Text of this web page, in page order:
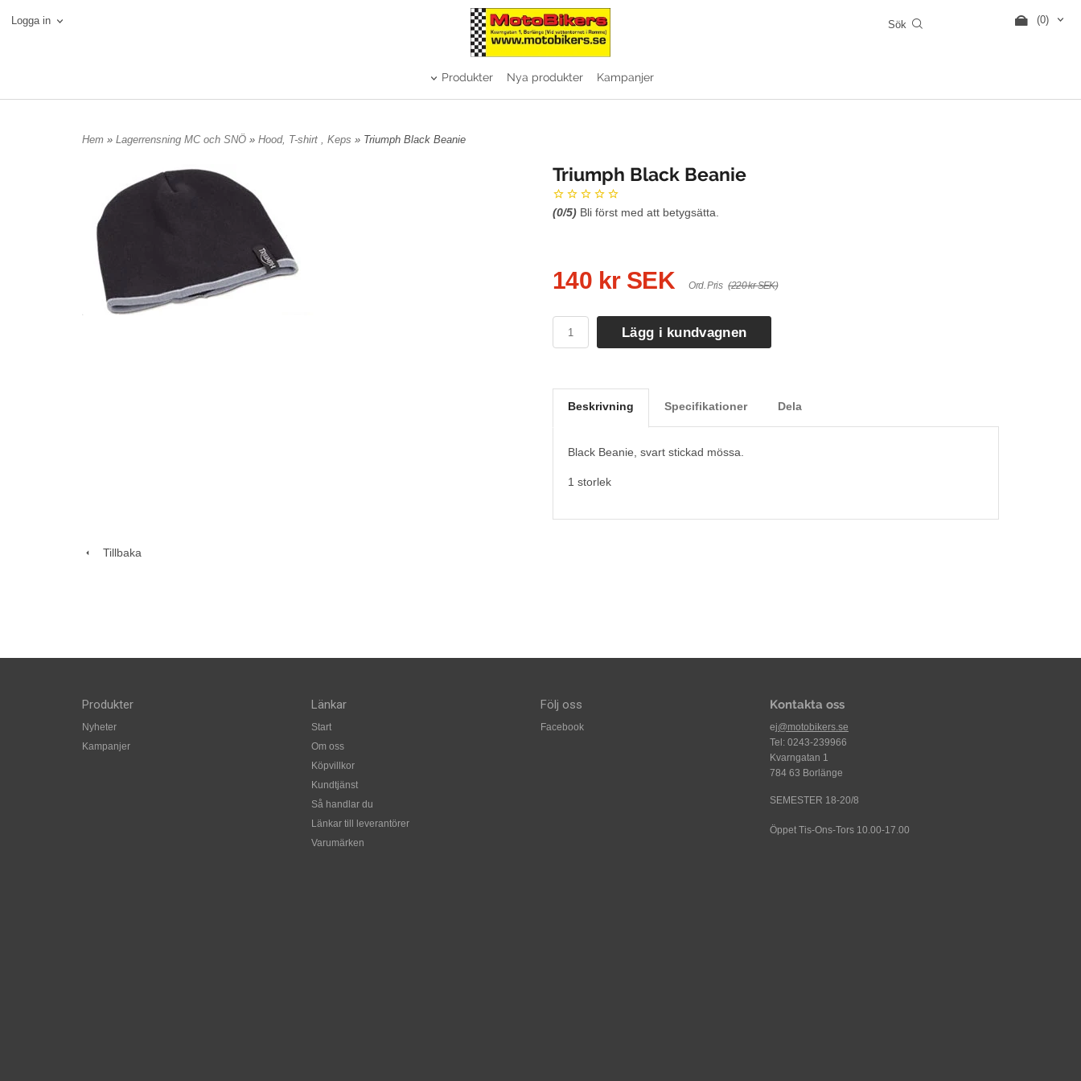
Logga in (0)
Produkter Nya produkter Kampanjer
Hem » Lagerrensning MC och SNÖ » Hood, T-shirt , Keps » Triumph Black Beanie
Triumph Black Beanie
(0/5) Bli först med att betygsätta.
140 kr SEK Ord. Pris (220 kr SEK)
Lägg i kundvagnen
Beskrivning Specifikationer Dela
Black Beanie, svart stickad mössa.
1 storlek
Tillbaka
Produkter
Nyheter
Kampanjer
Länkar
Start
Om oss
Köpvillkor
Kundtjänst
Så handlar du
Länkar till leverantörer
Varumärken
Följ oss
Facebook
Kontakta oss
ej@motobikers.se
Tel: 0243-239966
Kvarngatan 1
784 63 Borlänge
SEMESTER 18-20/8
Öppet Tis-Ons-Tors 10.00-17.00